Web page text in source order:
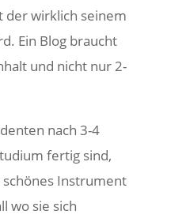
der wirklich seinem
Ein Blog braucht
und nicht nur 2-
nach 3-4
fertig sind,
schönes Instrument
wo sie sich